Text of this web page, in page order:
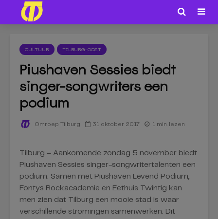
CULTUUR TILBURG-OOST
Piushaven Sessies biedt
singer-songwriters een
podium
Omroep Tilburg 31 oktober 2017 1 min. lezen
Tilburg – Aankomende zondag 5 november biedt
Piushaven Sessies singer-songwritertalenten een
podium. Samen met Piushaven Levend Podium,
Fontys Rockacademie en Eethuis Twintig kan
men zien dat Tilburg een mooie stad is waar
verschillende stromingen samenwerken. Dit